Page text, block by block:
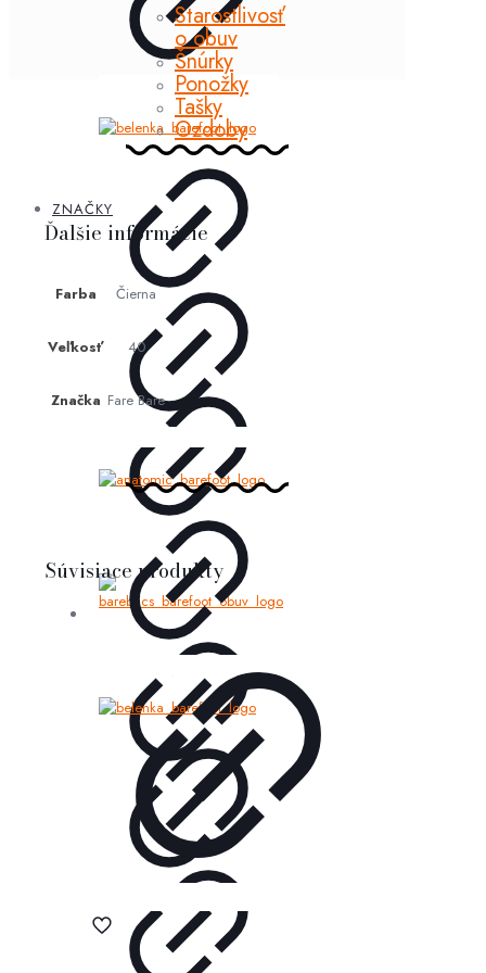
Starostlivosť
o obuv
Šnúrky
Ponožky
Tašky
Ozdoby
ZNAČKY
Ďalšie informácie
Farba Čierna
Veľkosť 40
Značka Fare Bare
Súvisiace produkty